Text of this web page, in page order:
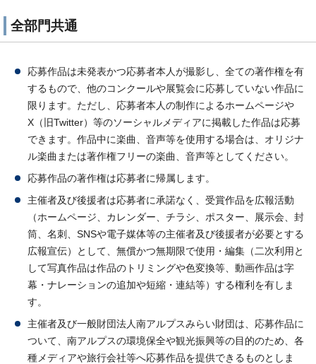
全部門共通
応募作品は未発表かつ応募者本人が撮影し、全ての著作権を有
するもので、他のコンクールや展覧会に応募していない作品に
限ります。ただし、応募者本人の制作によるホームページや
X（旧Twitter）等のソーシャルメディアに掲載した作品は応募
できます。作品中に楽曲、音声等を使用する場合は、オリジナ
ル楽曲または著作権フリーの楽曲、音声等としてください。
応募作品の著作権は応募者に帰属します。
主催者及び後援者は応募者に承諾なく、受賞作品を広報活動
（ホームページ、カレンダー、チラシ、ポスター、展示会、封
筒、名刺、SNSや電子媒体等の主催者及び後援者が必要とする
広報宣伝）として、無償かつ無期限で使用・編集（二次利用と
して写真作品は作品のトリミングや色変換等、動画作品は字
幕・ナレーションの追加や短縮・連結等）する権利を有しま
す。
主催者及び一般財団法人南アルプスみらい財団は、応募作品に
ついて、南アルプスの環境保全や観光振興等の目的のため、各
種メディアや旅行会社等へ応募作品を提供できるものとしま